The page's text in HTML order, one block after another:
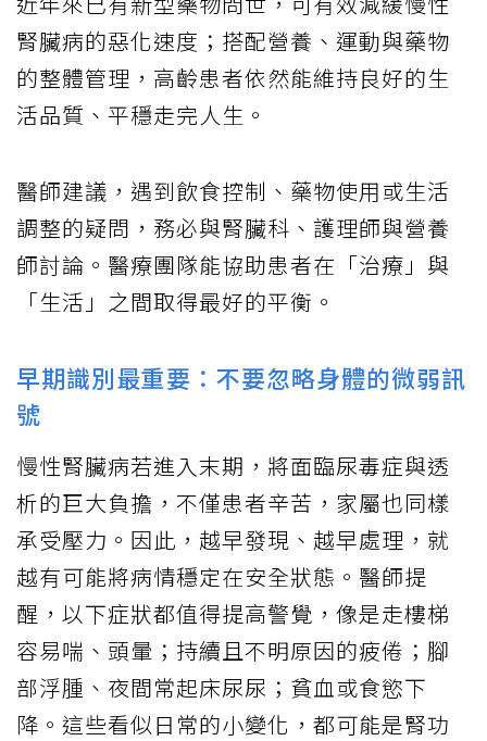
腎臟病的惡化速度；搭配營養、運動與藥物
的整體管理，高齡患者依然能維持良好的生
活品質、平穩走完人生。
醫師建議，遇到飲食控制、藥物使用或生活
調整的疑問，務必與腎臟科、護理師與營養
師討論。醫療團隊能協助患者在「治療」與
「生活」之間取得最好的平衡。
早期識別最重要：不要忽略身體的微弱訊
號
慢性腎臟病若進入末期，將面臨尿毒症與透
析的巨大負擔，不僅患者辛苦，家屬也同樣
承受壓力。因此，越早發現、越早處理，就
越有可能將病情穩定在安全狀態。醫師提
醒，以下症狀都值得提高警覺，像是走樓梯
容易喘、頭暈；持續且不明原因的疲倦；腳
部浮腫、夜間常起床尿尿；貧血或食慾下
降。這些看似日常的小變化，都可能是腎功